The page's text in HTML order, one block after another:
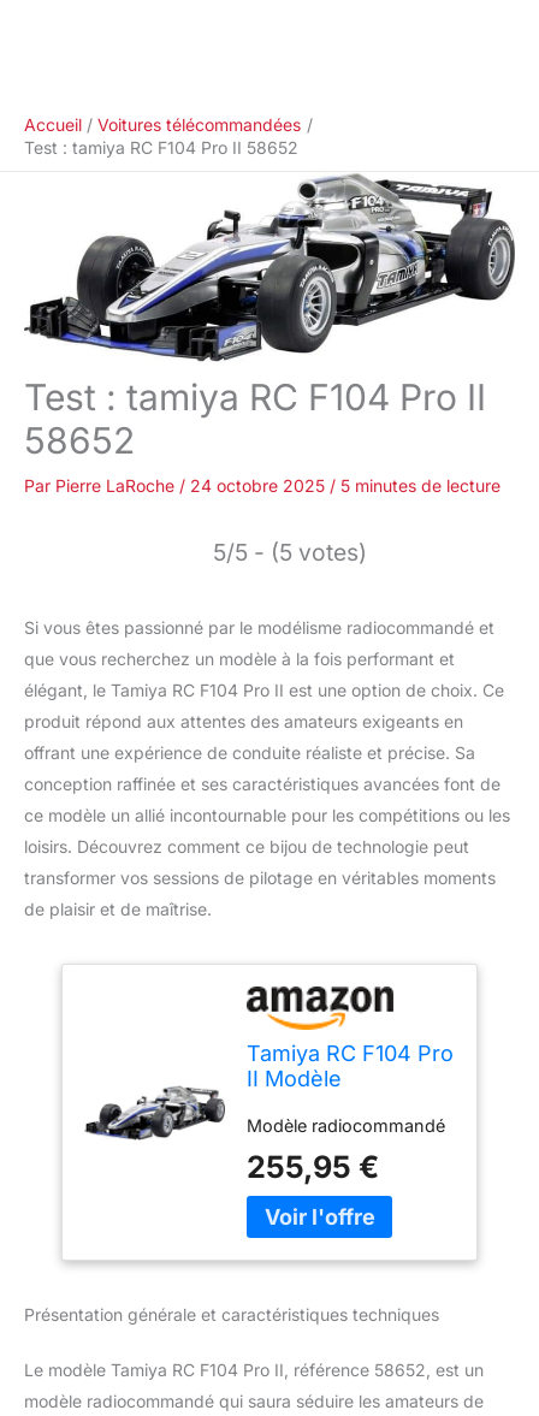
Accueil
Voitures télécommandées
Test : tamiya RC F104 Pro II 58652
Test : tamiya RC F104 Pro II
58652
Par Pierre LaRoche / 24 octobre 2025 / 5 minutes de lecture
5/5 - (5 votes)
Si vous êtes passionné par le modélisme radiocommandé et
que vous recherchez un modèle à la fois performant et
élégant, le Tamiya RC F104 Pro II est une option de choix. Ce
produit répond aux attentes des amateurs exigeants en
offrant une expérience de conduite réaliste et précise. Sa
conception raffinée et ses caractéristiques avancées font de
ce modèle un allié incontournable pour les compétitions ou les
loisirs. Découvrez comment ce bijou de technologie peut
transformer vos sessions de pilotage en véritables moments
de plaisir et de maîtrise.
Tamiya RC F104 Pro
II Modèle
58652
Modèle radiocommandé
255,95 €
Présentation générale et caractéristiques techniques
Le modèle Tamiya RC F104 Pro II, référence 58652, est un
modèle radiocommandé qui saura séduire les amateurs de